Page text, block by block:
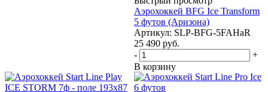
Аэрохоккей BFG Ice Transform
5 футов (Аризона)
Артикул: SLP-BFG-5FAHaR
25 490 руб.
-
+
В корзину